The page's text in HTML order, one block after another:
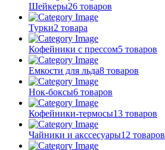
Шейкеры26 товаров
Турки2 товара
Кофейники с прессом5 товаров
Емкости для льда8 товаров
Нок-боксы6 товаров
Кофейники-термосы13 товаров
Чайники и акссесуары12 товаров